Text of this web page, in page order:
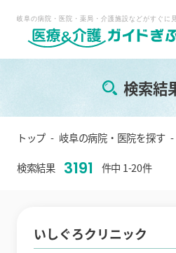
検索結
トップ 岐阜の病院・医院を探す
検索結果 3191 件中 1-20件
いしぐろクリニック